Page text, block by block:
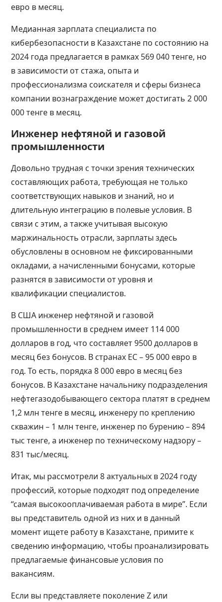
евро в месяц.
Медианная зарплата специалиста по
кибербезопасности в Казахстане по состоянию на
2024 года предлагается в рамках 569 040 тенге, но
в зависимости от стажа, опыта и
профессионализма соискателя и сферы бизнеса
компании вознаграждение может достигать 2 000
000 тенге в месяц.
Инженер нефтяной и газовой
промышленности
Довольно трудная с точки зрения технических
составляющих работа, требующая не только
соответствующих навыков и знаний, но и
длительную интеграцию в полевые условия. В
связи с этим, а также учитывая высокую
маржинальность отрасли, зарплаты здесь
обусловлены в основном не фиксированными
окладами, а начисленными бонусами, которые
разнятся в зависимости от уровня и
квалификации специалистов.
В США инженер нефтяной и газовой
промышленности в среднем имеет 114 000
долларов в год, что составляет 9500 долларов в
месяц без бонусов. В странах ЕС – 95 000 евро в
год. То есть, порядка 8 000 евро в месяц без
бонусов. В Казахстане начальнику подразделения
нефтегазодобывающего сектора платят в среднем
1,2 млн тенге в месяц, инженеру по креплению
скважин – 1 млн тенге, инженер по бурению – 894
тыс тенге, а инженер по техническому надзору –
831 тыс/месяц.
Итак, мы рассмотрели 8 актуальных в 2024 году
профессий, которые подходят под определение
“самая высокооплачиваемая работа в мире”. Если
вы представитель одной из них и в данный
момент ищете работу в Казахстане, примите к
сведению информацию, чтобы проанализировать
предлагаемые финансовые условия по
вакансиям.
Если вы представляете поколение Z или